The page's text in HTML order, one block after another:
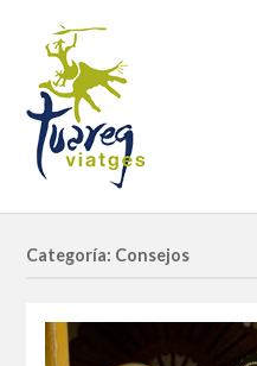
Categoría: Consejos